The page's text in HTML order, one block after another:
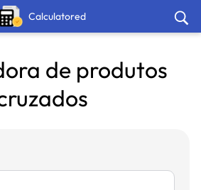
Calculatored
de produtos